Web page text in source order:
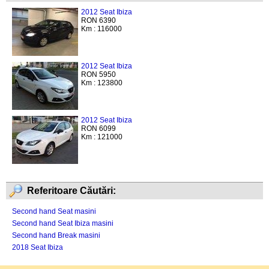
2012 Seat Ibiza
RON 6390
Km : 116000
2012 Seat Ibiza
RON 5950
Km : 123800
2012 Seat Ibiza
RON 6099
Km : 121000
Referitoare Căutări:
Second hand Seat masini
Second hand Seat Ibiza masini
Second hand Break masini
2018 Seat Ibiza